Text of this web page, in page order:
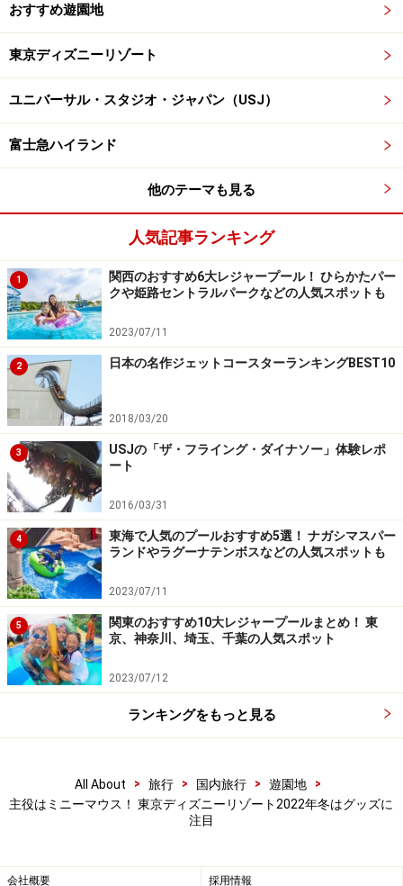
【3月2日（水）～3月30日（水）】
の音楽やコスチュームで登場
パレードの先頭はチップ＆デールが陽気に踊りながら登場
赤い鼻で歯が2本のデールがこちらに手を振ってくれました
（チップは黒い鼻で歯が1本）
続いてドナルドダックが車に乗ってやって来ます
そして主役のミニーマウスがフロートに乗って登場します
もちろんミッキーマウスも一緒にフロートに乗って
パレードの最後尾には車に乗ったグーフィー
●カストーディアルアート
パレードの前には、パレードルート各所でカストーディ
アルアート、つまり、水で描くディズニーキャラクター
の絵を見ることができます。デザインはもちろんミニー
マウス（日・場所によって登場しない場合もあり）。
カストーディアルアートキャストがやって来て描いてくれま
す
おすすめ遊園地
東京ディズニーリゾート
ユニバーサル・スタジオ・ジャパン（USJ）
富士急ハイランド
他のテーマも見る
人気記事ランキング
1
関西のおすすめ6大レジャープール！ ひらかたパー
クや姫路セントラルパークなどの人気スポットも
2023/07/11
2 日本の名作ジェットコースターランキングBEST10
2018/03/20
3
USJの「ザ・フライング・ダイナソー」体験レポ
ート
2016/03/31
4
東海で人気のプールおすすめ5選！ ナガシマスパー
ランドやラグーナテンボスなどの人気スポットも
2023/07/11
5
関東のおすすめ10大レジャープールまとめ！ 東
京、神奈川、埼玉、千葉の人気スポット
2023/07/12
ランキングをもっと見る
All About > 旅行 > 国内旅行 > 遊園地
>
主役はミニーマウス！ 東京ディズニーリゾート2022年冬はグッズに
注目
会社概要 採用情報